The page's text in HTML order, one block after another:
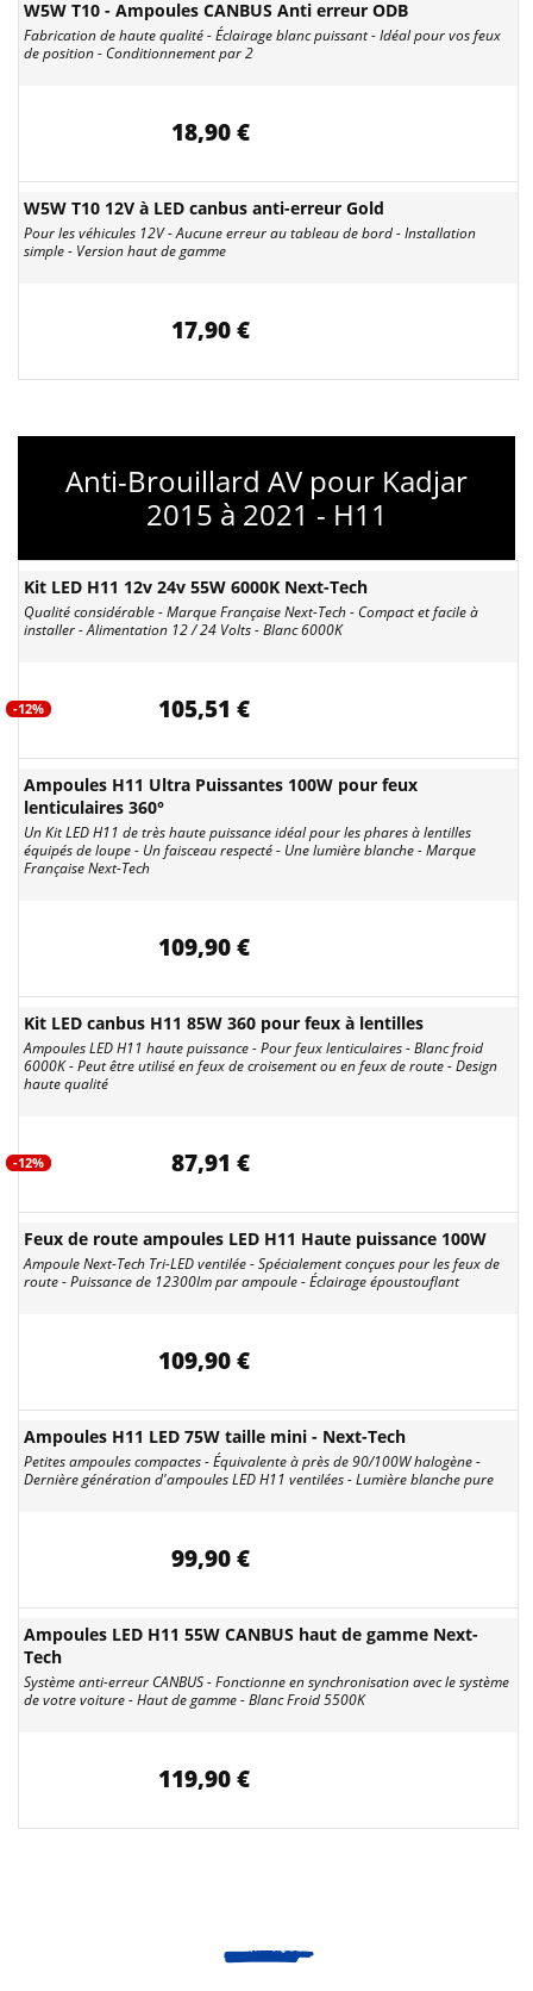
W5W T10 - Ampoules CANBUS Anti erreur ODB
Fabrication de haute qualité - Éclairage blanc puissant - Idéal pour vos feux
de position - Conditionnement par 2
18,90 €
W5W T10 12V à LED canbus anti-erreur Gold
Pour les véhicules 12V - Aucune erreur au tableau de bord - Installation
simple - Version haut de gamme
17,90 €
Anti-Brouillard AV pour Kadjar
2015 à 2021 - H11
Kit LED H11 12v 24v 55W 6000K Next-Tech
Qualité considérable - Marque Française Next-Tech - Compact et facile à
installer - Alimentation 12 / 24 Volts - Blanc 6000K
-12% 105,51 €
Ampoules H11 Ultra Puissantes 100W pour feux
lenticulaires 360°
Un Kit LED H11 de très haute puissance idéal pour les phares à lentilles
équipés de loupe - Un faisceau respecté - Une lumière blanche - Marque
Française Next-Tech
109,90 €
Kit LED canbus H11 85W 360 pour feux à lentilles
Ampoules LED H11 haute puissance - Pour feux lenticulaires - Blanc froid
6000K - Peut être utilisé en feux de croisement ou en feux de route - Design
haute qualité
-12% 87,91 €
Feux de route ampoules LED H11 Haute puissance 100W
Ampoule Next-Tech Tri-LED ventilée - Spécialement conçues pour les feux de
route - Puissance de 12300lm par ampoule - Éclairage époustouflant
109,90 €
Ampoules H11 LED 75W taille mini - Next-Tech
Petites ampoules compactes - Équivalente à près de 90/100W halogène -
Dernière génération d'ampoules LED H11 ventilées - Lumière blanche pure
99,90 €
Ampoules LED H11 55W CANBUS haut de gamme Next-
Tech
Système anti-erreur CANBUS - Fonctionne en synchronisation avec le système
de votre voiture - Haut de gamme - Blanc Froid 5500K
119,90 €